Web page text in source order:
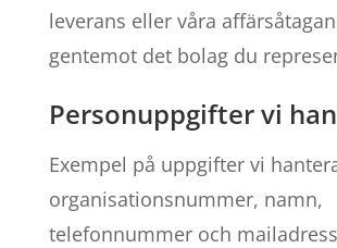
leverans eller våra
gentemot det bolag du
Personuppgifter vi
Exempel på uppgifter vi
organisationsnummer, namn,
telefonnummer och